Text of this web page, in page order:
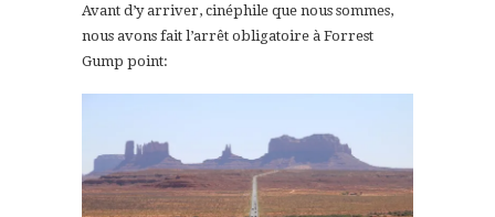
Avant d’y arriver, cinéphile que nous sommes,
nous avons fait l’arrêt obligatoire à Forrest
Gump point: